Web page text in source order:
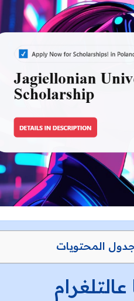
المحتويات
عالتلغرام